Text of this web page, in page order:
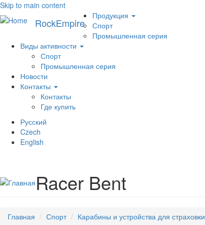
Skip to main content
RockEmpire
Меню
Продукция
Спорт
Промышленная серия
Виды активности
Спорт
Промышленная серия
Новости
Контакты
Контакты
Где купить
Русский
Czech
English
Racer Bent
Главная Спорт Карабины и устройства для страховки